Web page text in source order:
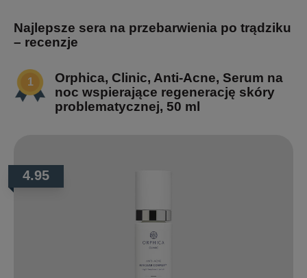
Najlepsze sera na przebarwienia po trądziku
– recenzje
Orphica, Clinic, Anti-Acne, Serum na
noc wspierające regenerację skóry
problematycznej, 50 ml
4.95